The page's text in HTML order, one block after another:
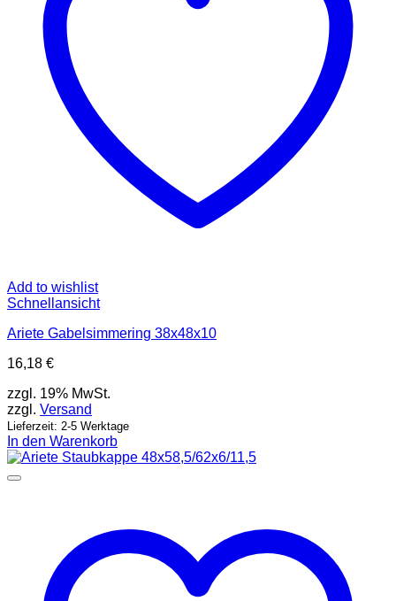
Add to wishlist
Schnellansicht
Ariete Gabelsimmering 38x48x10
16,18 €
zzgl. 19% MwSt.
zzgl. Versand
Lieferzeit: 2-5 Werktage
In den Warenkorb